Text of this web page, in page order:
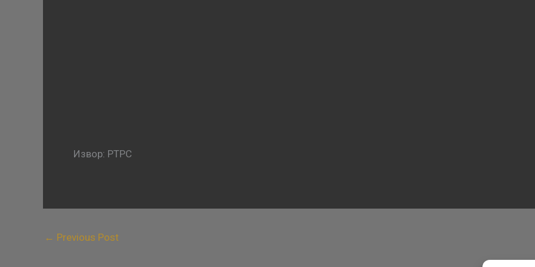
Извор: РТРС
← Previous Post